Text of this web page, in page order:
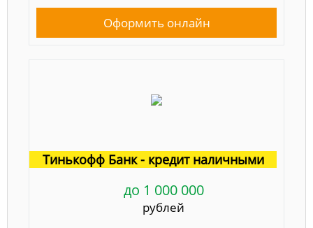
Оформить онлайн
Тинькофф Банк - кредит наличными
до 1 000 000
рублей